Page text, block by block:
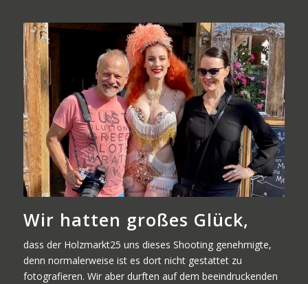
Wir hatten großes Glück,
dass der Holzmarkt25 uns dieses Shooting genehmigte,
denn normalerweise ist es dort nicht gestattet zu
fotografieren. Wir aber durften auf dem beeindruckenden